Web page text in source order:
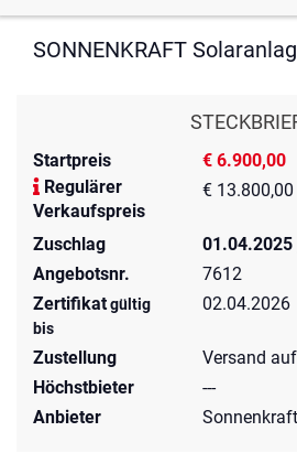
SONNENKRAFT
Startpreis
€ 6.900,00
Regulärer
Verkaufspreis
€ 13.800,00
Zuschlag
Angebotsnr.
7612
Zertifikatgültig
bis
02.04.2026
Zustellung
Versand
Höchstbieter
---
Anbieter